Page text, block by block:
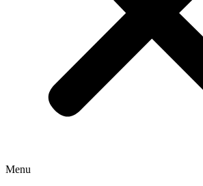
Menu